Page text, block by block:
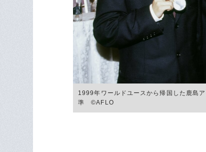
1999年ワールドユースから帰国した鹿島
準 ©︎AFLO